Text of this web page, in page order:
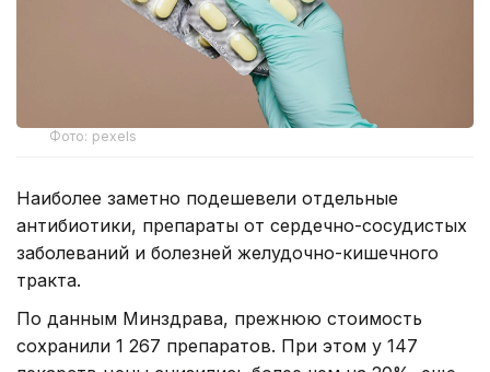
Фото: pexels
Наиболее заметно подешевели отдельные
антибиотики, препараты от сердечно-сосудистых
заболеваний и болезней желудочно-кишечного
тракта.
По данным Минздрава, прежнюю стоимость
сохранили 1 267 препаратов. При этом у 147